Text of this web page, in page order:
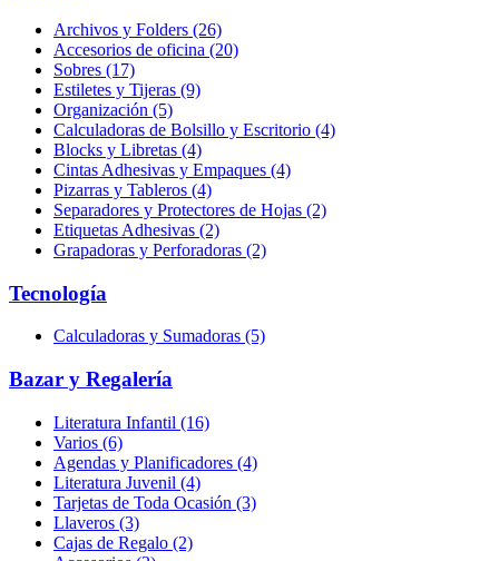
Archivos y Folders (26)
Accesorios de oficina (20)
Sobres (17)
Estiletes y Tijeras (9)
Organización (5)
Calculadoras de Bolsillo y Escritorio (4)
Blocks y Libretas (4)
Cintas Adhesivas y Empaques (4)
Pizarras y Tableros (4)
Separadores y Protectores de Hojas (2)
Etiquetas Adhesivas (2)
Grapadoras y Perforadoras (2)
Tecnología
Calculadoras y Sumadoras (5)
Bazar y Regalería
Literatura Infantil (16)
Varios (6)
Agendas y Planificadores (4)
Literatura Juvenil (4)
Tarjetas de Toda Ocasión (3)
Llaveros (3)
Cajas de Regalo (2)